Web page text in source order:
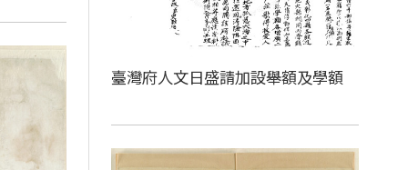
臺灣府人文日盛請加設舉額及學額